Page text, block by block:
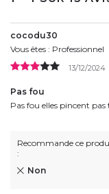
cocodu30
Vous êtes : Professionnel
13/12/2024
Pas fou
Pas fou elles pincent
Recommande ce
:
Non